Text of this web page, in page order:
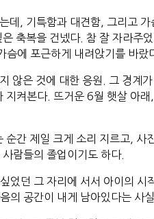
데, 기특함과 대견함, 그리고 가
축복을 건넸다. 참 잘 자라주
에 포근하게 내려앉기를 바랐
않은 것에 대한 응원. 그 경계가
켜본다. 뜨거운 6월 햇살 아래,
간 제일 크게 소리 지르고, 사
람들의 졸업이기도 하다.
었던 그 자리에 서서 아이의 시
의 공간이 내게 남아있다는 사